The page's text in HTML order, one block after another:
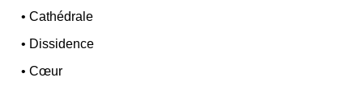
•Cathédrale
• Dissidence
•Cœur